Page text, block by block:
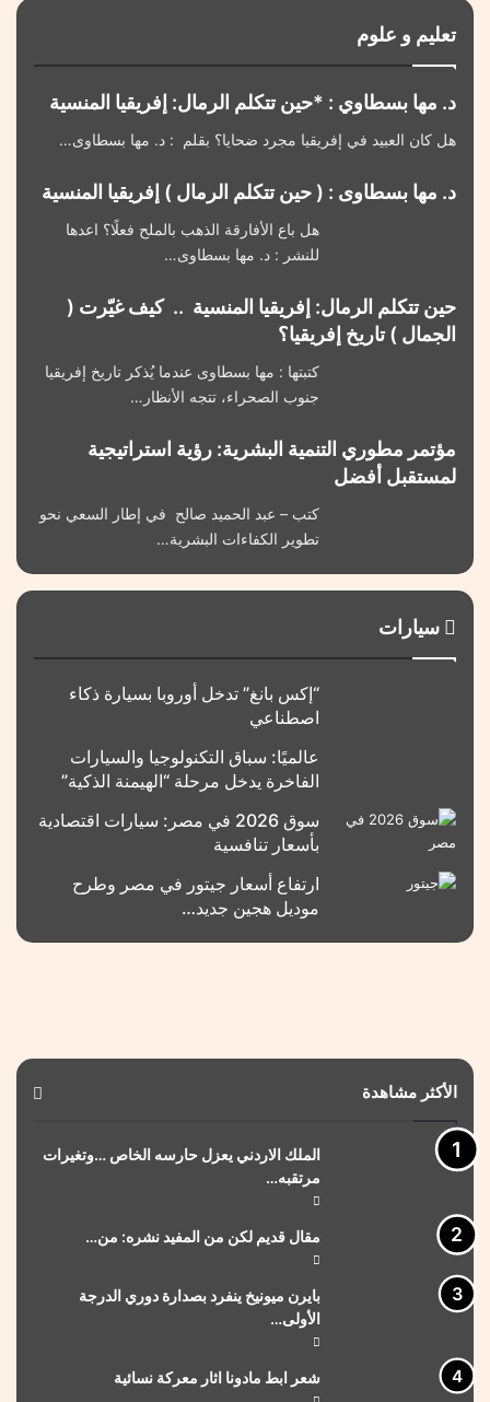
تعليم و علوم
د. مها بسطاوي : *حين تتكلم الرمال: إفريقيا المنسية
هل كان العبيد في إفريقيا مجرد ضحايا؟ بقلم : د. مها بسطاوى…
د. مها بسطاوى : ( حين تتكلم الرمال ) إفريقيا المنسية
هل باع الأفارقة الذهب بالملح فعلًا؟ اعدها
للنشر : د. مها بسطاوى…
حين تتكلم الرمال: إفريقيا المنسية .. كيف غيّرت (
الجمال ) تاريخ إفريقيا؟
كتبتها : مها بسطاوى عندما يُذكر تاريخ إفريقيا
جنوب الصحراء، تتجه الأنظار…
مؤتمر مطوري التنمية البشرية: رؤية استراتيجية
لمستقبل أفضل
كتب – عبد الحميد صالح في إطار السعي نحو
تطوير الكفاءات البشرية…
سيارات
“إكس بانغ” تدخل أوروبا بسيارة ذكاء
اصطناعي
عالميًا: سباق التكنولوجيا والسيارات
الفاخرة يدخل مرحلة “الهيمنة الذكية”
سوق 2026 في مصر: سيارات اقتصادية
بأسعار تنافسية
ارتفاع أسعار جيتور في مصر وطرح
موديل هجين جديد…
الأكثر مشاهدة
الملك الاردني يعزل حارسه الخاص …وتغيرات
مرتقبه…
مقال قديم لكن من المفيد نشره: من…
بايرن ميونيخ ينفرد بصدارة دوري الدرجة
الأولى…
شعر ابط مادونا اثار معركة نسائية